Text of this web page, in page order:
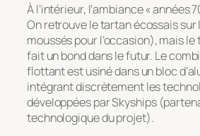
À l’intérieur, l’ambiance « années
On retrouve le tartan écossais sur
moussés pour l’occasion), mais
fait un bond dans le futur. Le
flottant est usiné dans un bloc
intégrant discrètement les
développées parSkyships
technologique du projet).